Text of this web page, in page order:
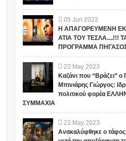
05 Jun 2023
Η ΑΠΑΓΟΡΕΥΜΕΝΗ
ΑΤΙΑ ΤΟΥ ΤΕΣΛΑ....!!!
ΠΡΟΓΡΑΜΜΑ
22 May 2023
Καζάνι που “Βράζει” ο
Μπινιάρης Γιώργος:
πολιτικού φορέα
ΣΥΜΜΑΧΙΑ
22 May 2023
Ανακαλύφθηκε ο τάφος